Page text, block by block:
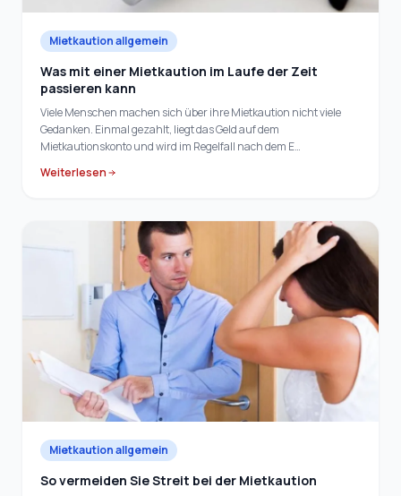
Mietkaution allgemein
Was mit einer Mietkaution im Laufe der Zeit
passieren kann
Viele Menschen machen sich über ihre Mietkaution nicht viele
Gedanken. Einmal gezahlt, liegt das Geld auf dem
Mietkautionskonto und wird im Regelfall nach dem E…
Weiterlesen
Mietkaution allgemein
So vermeiden Sie Streit bei der Mietkaution